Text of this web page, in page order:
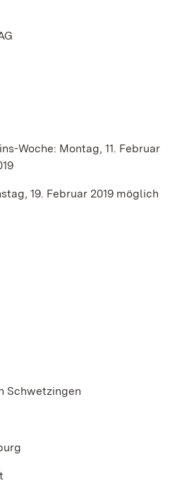
Woche: Montag, 11. Februar
19. Februar 2019 möglich
Schwetzingen